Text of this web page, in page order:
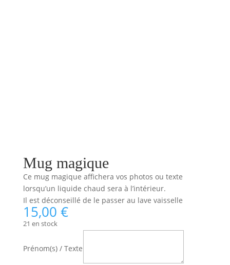
Mug magique
Ce mug magique affichera vos photos ou texte
lorsqu’un liquide chaud sera à l’intérieur.
Il est déconseillé de le passer au lave vaisselle
15,00 €
21 en stock
Prénom(s) / Texte